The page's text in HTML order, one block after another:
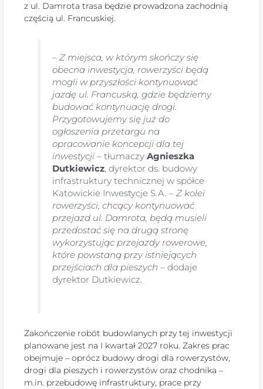
z ul. Damrota trasa będzie prowadzona zachodnią
częścią ul. Francuskiej.
–Z miejsca, w którym skończy się
obecna inwestycja, rowerzyści będą
mogli w przyszłości kontynuować
jazdę ul. Francuską, gdzie będziemy
budować kontynuację drogi.
Przygotowujemy się już do
ogłoszenia przetargu na
opracowanie koncepcji dla tej
inwestycji– tłumaczyAgnieszka
Dutkiewicz, dyrektor ds. budowy
infrastruktury technicznej w spółce
Katowickie Inwestycje S.A. –Z kolei
rowerzyści, chcący kontynuować
przejazd ul. Damrota, będą musieli
przedostać się na drugą stronę
wykorzystując przejazdy rowerowe,
które powstaną przy istniejących
przejściach dla pieszych – dodaje
dyrektor Dutkiewicz.
Zakończenie robót budowlanych przy tej inwestycji
planowane jest na I kwartał 2027 roku. Zakres prac
obejmuje – oprócz budowy drogi dla rowerzystów,
drogi dla pieszych i rowerzystów oraz chodnika –
m.in. przebudowę infrastruktury, prace przy